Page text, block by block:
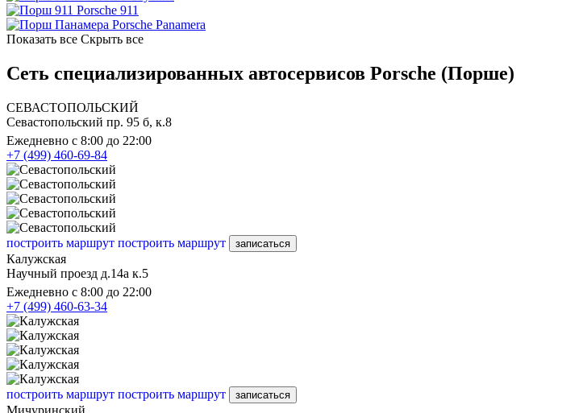
Porsche 911
Porsche Panamera
Показать все Скрыть все
Сеть специализированных автосервисов Porsche (Порше)
СЕВАСТОПОЛЬСКИЙ
Севастопольский пр. 95 б, к.8
Ежедневно с 8:00 до 22:00
+7 (499) 460-69-84
построить маршрут построить маршрут записаться
Калужская
Научный проезд д.14а к.5
Ежедневно с 8:00 до 22:00
+7 (499) 460-63-34
построить маршрут построить маршрут записаться
Мичуринский